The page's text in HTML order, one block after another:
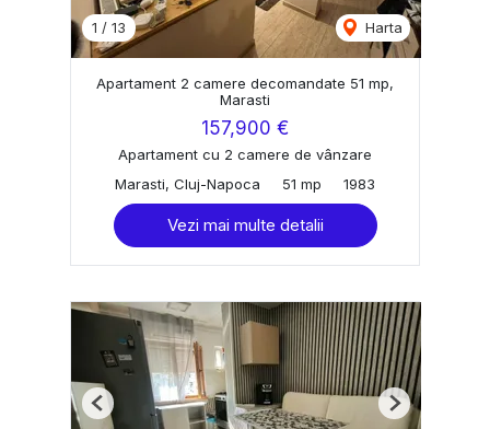
1 / 13 Harta
Apartament 2 camere decomandate 51 mp,
Marasti
157,900 €
Apartament cu 2 camere de vânzare
Marasti, Cluj-Napoca
51 mp 1983
Vezi mai multe detalii
Previous Next